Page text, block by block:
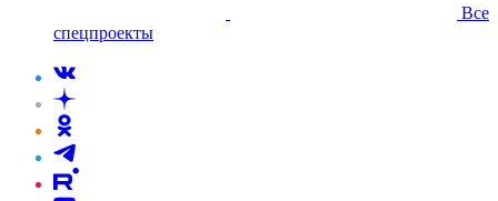
Все
спецпроекты